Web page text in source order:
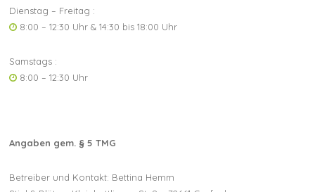
Dienstag – Freitag :
8:00 – 12:30 Uhr & 14:30 bis 18:00 Uhr
Samstags :
8:00 – 12:30 Uhr
Angaben gem. § 5 TMG
Betreiber und Kontakt: Bettina Hemm